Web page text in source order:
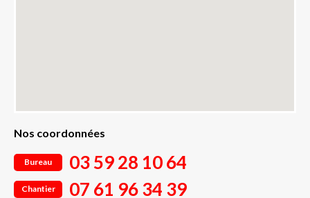
Nos coordonnées
Bureau 03 59 28 10 64
Chantier 07 61 96 34 39